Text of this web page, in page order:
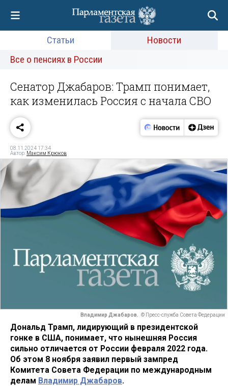
Статьи
Новости
Все о пенсиях в России
Сенатор Джабаров: Трамп понимает,
как изменилась Россия с начала СВО
08.11.2024 17:34
Автор: Максим Крюков
Владимир Джабаров. © Пресс-служба Совета Федерации
Дональд Трамп, лидирующий в президентской
гонке в США, понимает, что нынешняя Россия
сильно отличается от России февраля 2022 года.
Об этом 8 ноября заявил первый зампред
Комитета Совета Федерации по международным
делам Владимир Джабаров.